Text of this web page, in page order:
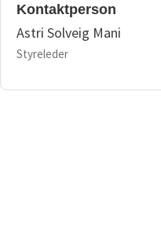
Kontaktperson
Astri Solveig Mani
Styreleder